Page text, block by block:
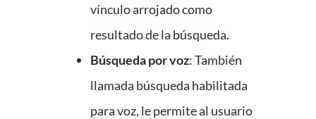
vínculo arrojado como
resultado de la búsqueda.
Búsqueda por voz: También
llamada búsqueda habilitada
para voz, le permite al usuario